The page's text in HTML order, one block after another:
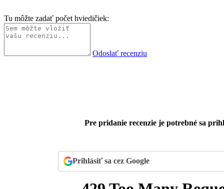
Tu môžte zadať počet hviedičiek:
Odoslať recenziu
Pre pridanie recenzie je potrebné sa
Prihlásiť sa cez Google